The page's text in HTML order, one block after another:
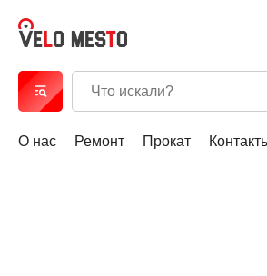
О нас Ремонт Прокат